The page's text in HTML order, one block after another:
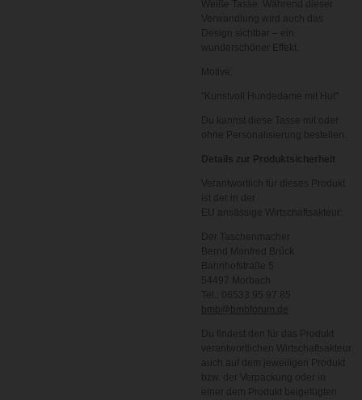
Weiße Tasse. Während dieser
Verwandlung wird auch das
Design sichtbar – ein
wunderschöner Effekt.
Motive:
"Kunstvoll Hundedame mit Hut"
Du kannst diese Tasse mit oder
ohne Personalisierung bestellen.
Details zur Produktsicherheit
Verantwortlich für dieses Produkt
ist der in der
EU ansässige Wirtschaftsakteur:
Der Taschenmacher
Bernd Manfred Brück
Bahnhofstraße 5
54497 Morbach
Tel.: 06533 95 97 85
bmb@bmbforum.de
Du findest den für das Produkt
verantwortlichen Wirtschaftsakteur
auch auf dem jeweiligen Produkt
bzw. der Verpackung oder in
einer dem Produkt beigefügten